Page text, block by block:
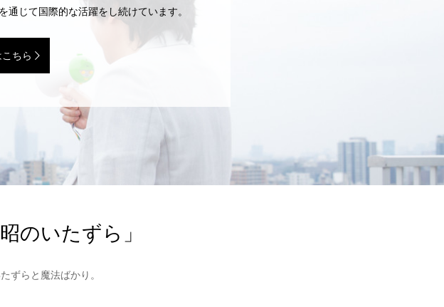
じて国際的な活躍をし続けています。
ちら
のいたずら」
ずらと魔法ばかり。